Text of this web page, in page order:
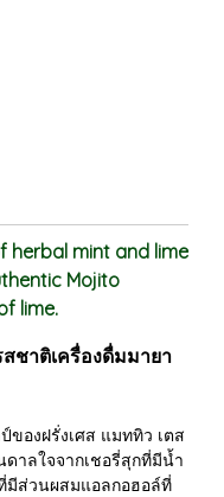
herbal mint and lime
Mojito
lime.
ชาติเครื่องดื่มมายา
ของฝรั่งเศส แมททิว เตส
าลใจจากเชอรี่สุกที่มีน้ำ
มีส่วนผสมแอลกอฮอล์ที่